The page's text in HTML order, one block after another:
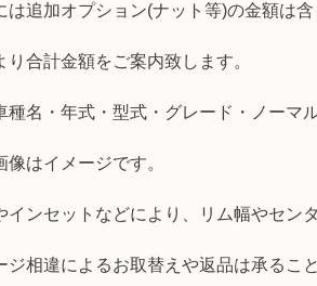
追加オプション(ナット等)の金額は含
合計金額をご案内致します。
種名・年式・型式・グレード・ノーマ
はイメージです。
インセットなどにより、リム幅やセン
相違によるお取替えや返品は承るこ